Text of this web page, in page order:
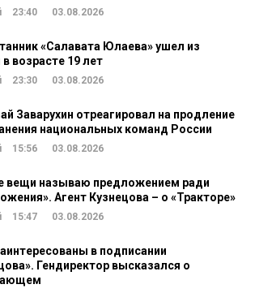
23:40 03.08.2026
«Салавата Юлаева» ушел из
возрасте 19 лет
23:30 03.08.2026
Заварухин отреагировал на продление
национальных команд России
15:56 03.08.2026
вещи называю предложением ради
Агент Кузнецова – о «Тракторе»
15:47 03.08.2026
в подписании
Гендиректор высказался о